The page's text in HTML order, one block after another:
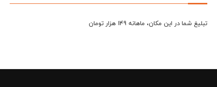
تبلیغ شما در این مکان، ماهانه 149 هزار تومان